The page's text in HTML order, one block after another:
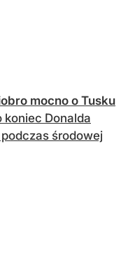
mocno o Tusku
Donalda
środowej